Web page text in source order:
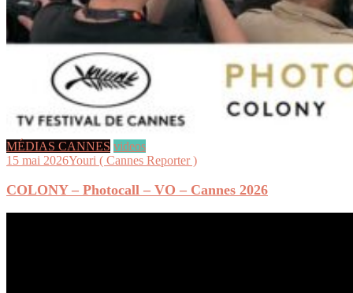
MÉDIAS CANNES videos
15 mai 2026Youri ( Cannes Reporter )
COLONY – Photocall – VO – Cannes 2026